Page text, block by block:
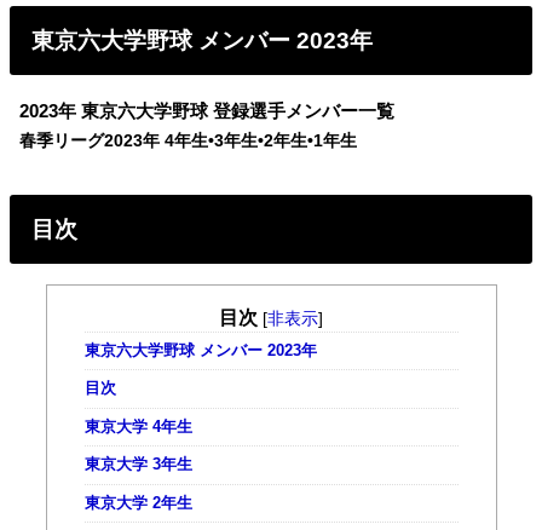
東京六大学野球 メンバー 2023年
2023年 東京六大学野球 登録選手メンバー一覧
春季リーグ2023年4年生•3年生•2年生•1年生
目次
目次 [非表示]
東京六大学野球 メンバー 2023年
目次
東京大学 4年生
東京大学 3年生
東京大学 2年生